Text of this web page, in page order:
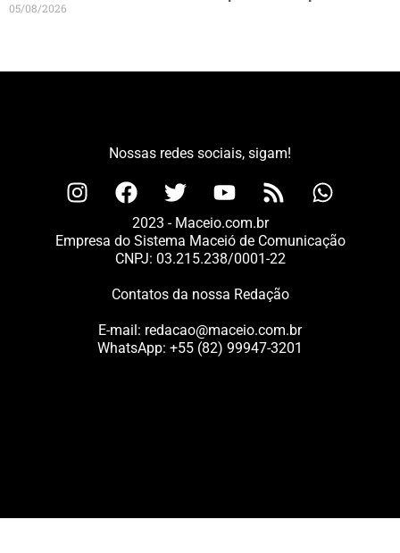
05/08/2026
Nossas redes sociais, sigam!
2023 - Maceio.com.br
Empresa do Sistema Maceió de Comunicação
CNPJ: 03.215.238/0001-22
Contatos da nossa Redação
E-mail: redacao@maceio.com.br
WhatsApp: +55 (82) 99947-3201